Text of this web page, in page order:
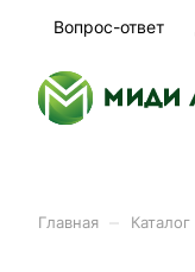
Вопрос-ответ
Главная Каталог